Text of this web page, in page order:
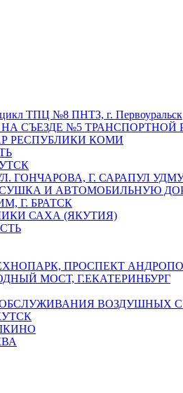
ТПЦ №8 ПНТЗ, г. Первоуральск
СЪЕЗДЕ №5 ТРАНСПОРТНОЙ
РЕСПУБЛИКИ КОМИ
ГОНЧАРОВА, Г. САРАПУЛ
И АВТОМОБИЛЬНУЮ
Г. БРАТСК
САХА (ЯКУТИЯ)
ПРОСПЕКТ
МОСТ, Г.ЕКАТЕРИНБУРГ
ВОЗДУШНЫХ